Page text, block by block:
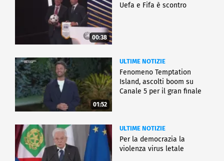
00:38
Uefa e Fifa è scontro
01:52
ULTIME NOTIZIE
Fenomeno Temptation
Island, ascolti boom su
Canale 5 per il gran finale
ULTIME NOTIZIE
Per la democrazia la
violenza virus letale